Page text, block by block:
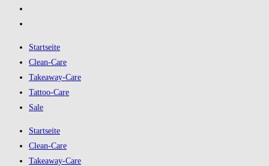
Startseite
Clean-Care
Takeaway-Care
Tattoo-Care
Sale
Startseite
Clean-Care
Takeaway-Care